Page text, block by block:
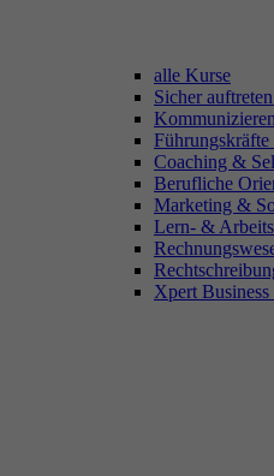
alle Kurse
Sicher
Coaching &
Berufliche
Marketing &
Lern- &
Xpert